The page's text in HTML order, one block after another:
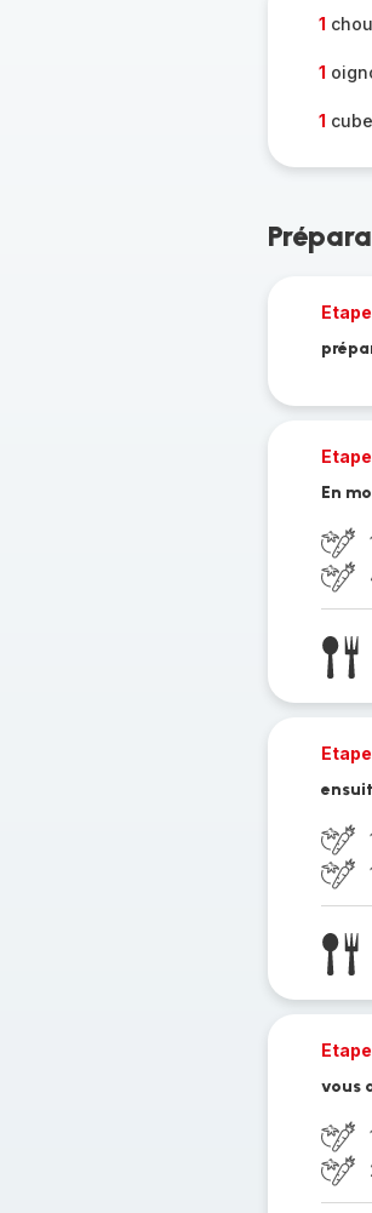
1
1
1
Etape
En
vous